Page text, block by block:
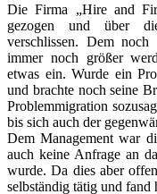
Die Firma „Hire and
gezogen und über
verschlissen. Dem
immer noch größer
etwas ein. Wurde ein
und brachte noch seine
Problemmigration
bis sich auch der
Dem Management war
auch keine Anfrage an
wurde. Da dies aber
selbständig tätig und fand